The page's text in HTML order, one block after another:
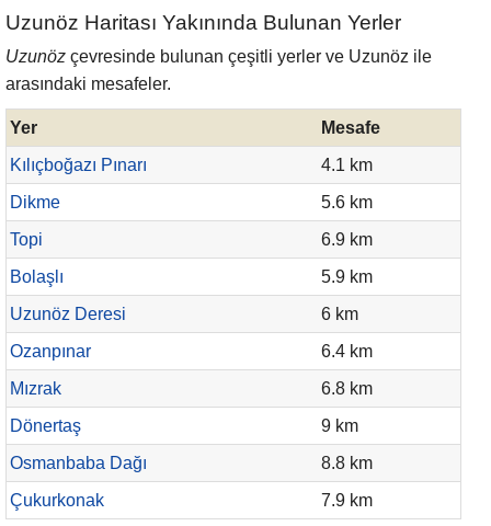
Uzunöz Haritası Yakınında Bulunan Yerler
Uzunöz çevresinde bulunan çeşitli yerler ve Uzunöz ile
arasındaki mesafeler.
Yer
Mesafe
Kılıçboğazı Pınarı
4.1 km
Dikme
5.6 km
Topi
6.9 km
Bolaşlı
5.9 km
Uzunöz Deresi
6 km
Ozanpınar
6.4 km
Mızrak
6.8 km
Dönertaş
9 km
Osmanbaba Dağı
8.8 km
Çukurkonak
7.9 km